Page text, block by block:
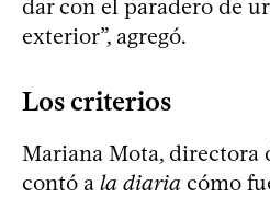
dar con el paradero de
exterior”, agregó.
Los criterios
Mariana Mota, directora
contó a la diaria cómo